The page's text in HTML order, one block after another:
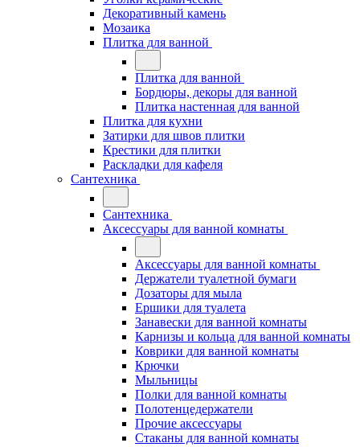
Декоративный камень
Мозаика
Плитка для ванной
Плитка для ванной
Бордюры, декоры для ванной
Плитка настенная для ванной
Плитка для кухни
Затирки для швов плитки
Крестики для плитки
Раскладки для кафеля
Сантехника
Сантехника
Аксессуары для ванной комнаты
Аксессуары для ванной комнаты
Держатели туалетной бумаги
Дозаторы для мыла
Ершики для туалета
Занавески для ванной комнаты
Карнизы и кольца для ванной комнаты
Коврики для ванной комнаты
Крючки
Мыльницы
Полки для ванной комнаты
Полотенцедержатели
Прочие аксессуары
Стаканы для ванной комнаты